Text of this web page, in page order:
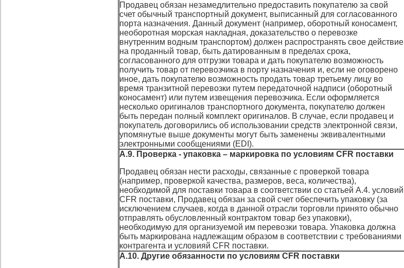
Продавец обязан незамедлительно предоставить покупателю за свой
счет обычный транспортный документ, выписанный для согласованного
порта назначения. Данный документ (например, оборотный коносамент,
необоротная морская накладная, доказательство о перевозке
внутренним водным транспортом) должен распространять свое действие
на проданный товар, быть датированным в пределах срока,
согласованного для отгрузки товара и дать покупателю возможность
получить товар от перевозчика в порту назначения и, если не оговорено
иное, дать покупателю возможность продать товар третьему лицу во
время транзитной перевозки путем передаточной надписи (оборотный
коносамент) или путем извещения перевозчика. Если оформляется
несколько оригиналов транспортного документа, покупателю должен
быть передан полный комплект оригиналов. В случае, если продавец и
покупатель договорились об использовании средств электронной связи,
упомянутые выше документы могут быть заменены эквивалентными
электронными сообщениями (EDI).
А.9. Проверка - упаковка – маркировка по условиям CFR поставки
Продавец обязан нести расходы, связанные с проверкой товара
(например, проверкой качества, размеров, веса, количества),
необходимой для поставки товара в соответствии со статьей А.4. условий
CFR поставки, Продавец обязан за свой счет обеспечить упаковку (за
исключением случаев, когда в данной отрасли торговли принято обычно
отправлять обусловленный контрактом товар без упаковки),
необходимую для организуемой им перевозки товара. Упаковка должна
быть маркирована надлежащим образом в соответствии с требованиями
контрагента и условияй CFR поставки.
А.10. Другие обязанности по условиям CFR поставки